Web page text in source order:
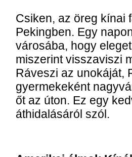
Csiken, az öreg kínai
Pekingben. Egy
városába, hogy
miszerint visszaviszi
Ráveszi az unokáját,
gyermekeként
őt az úton. Ez egy
áthidalásáról szól.